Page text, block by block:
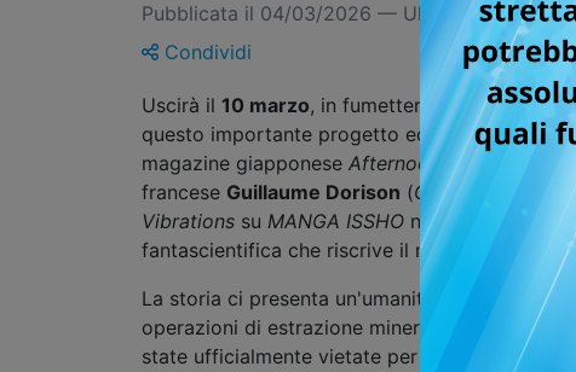
Pubblicata il 04/03/2026 — Ultimo
Condividi
Uscirà il 10 marzo, in fumetteria, libreria e
questo importante progetto editoriale, che
magazine giapponese Afternoon , già fucina
francese Guillaume Dorison (Omega Complex
Vibrations su MANGA ISSHO n. 3,Nathan
fantascientifica che riscrive il mito del Kraken
La storia ci presenta un'umanità ridotta allo
operazioni di estrazione mineraria condotte
state ufficialmente vietate per impedire un